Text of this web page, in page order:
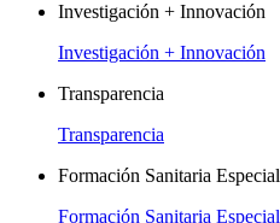
Investigación + Innovación
Investigación + Innovación
Transparencia
Transparencia
Formación Sanitaria
Formación Sanitaria